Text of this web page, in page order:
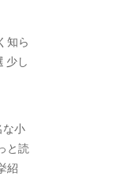
知ら
少し
な小
と読
紹